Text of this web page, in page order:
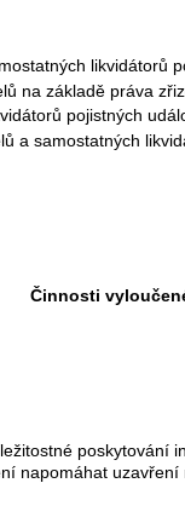
likvidátorů
základě práva
pojistných
samostatných
Činnosti
poskytování
napomáhat